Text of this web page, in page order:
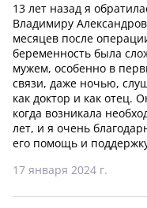
13 лет назад я
Владимиру
месяцев после
беременность была
мужем, особенно в
связи, даже ночью,
как доктор и как отец.
когда возникала
лет, и я очень
его помощь и
17 января 2024 г.